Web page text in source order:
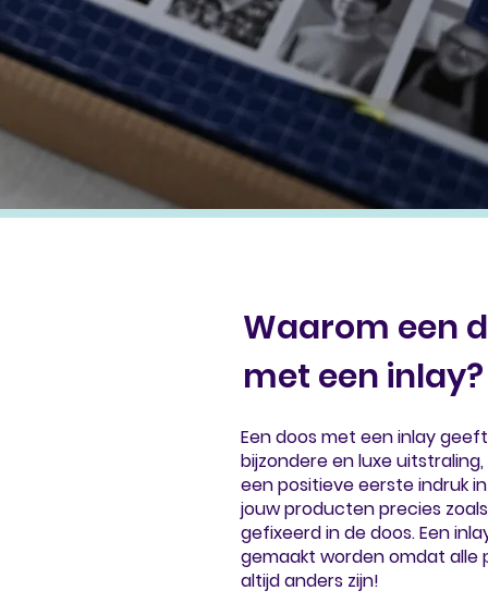
Waarom een
met een inlay?
Een doos met een inlay
bijzondere en luxe
een positieve eerste indruk
jouw producten precies
gefixeerd in de doos. Een
gemaakt worden omdat alle
altijd anders zijn!